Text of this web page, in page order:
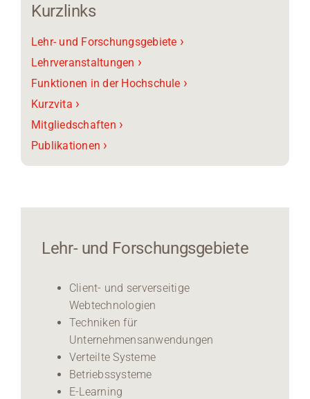
Kurzlinks
Lehr- und Forschungsgebiete ›
Lehrveranstaltungen ›
Funktionen in der Hochschule ›
Kurzvita ›
Mitgliedschaften ›
Publikationen ›
Lehr- und Forschungsgebiete
Client- und serverseitige
Webtechnologien
Techniken für
Unternehmensanwendungen
Verteilte Systeme
Betriebssysteme
E-Learning